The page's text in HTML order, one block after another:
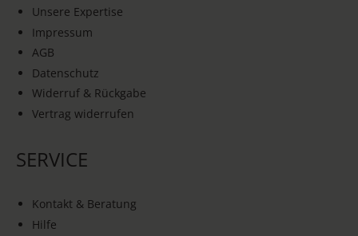
Unsere Expertise
Impressum
AGB
Datenschutz
Widerruf & Rückgabe
Vertrag widerrufen
SERVICE
Kontakt & Beratung
Hilfe